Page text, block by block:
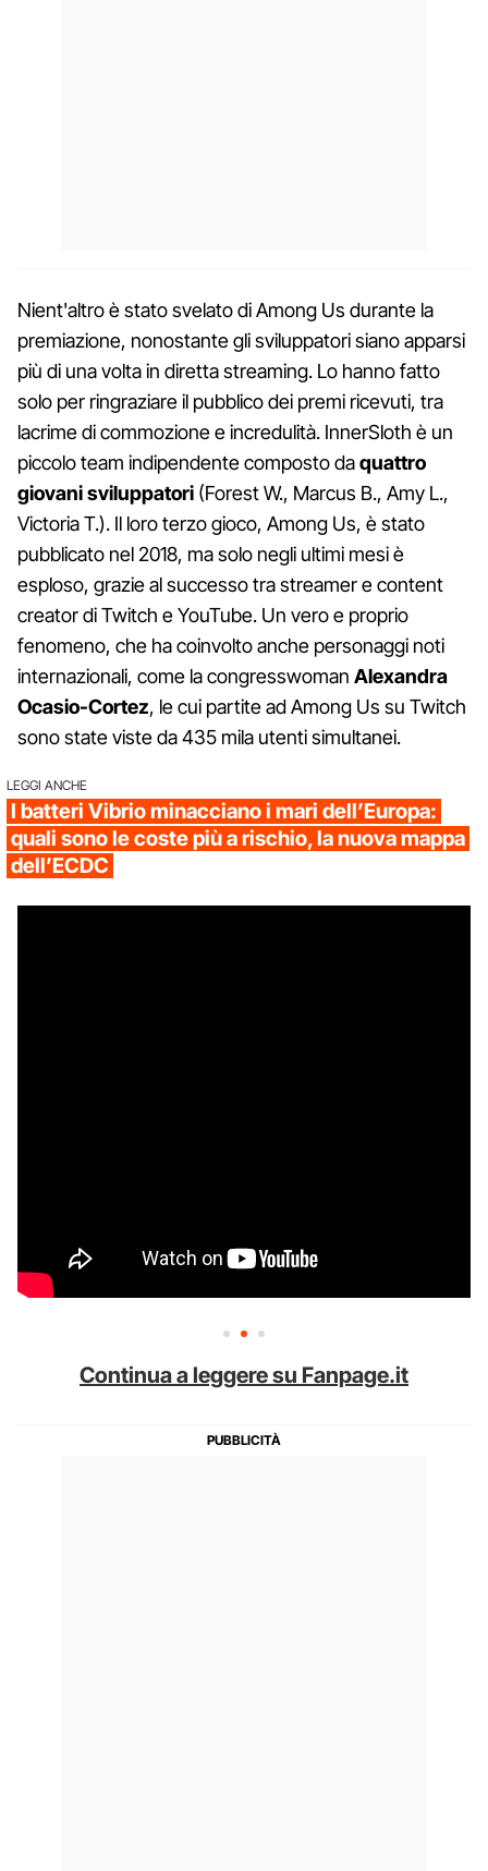
Nient'altro è stato svelato di Among Us durante la
premiazione, nonostante gli sviluppatori siano apparsi
più di una volta in diretta streaming. Lo hanno fatto
solo per ringraziare il pubblico dei premi ricevuti, tra
lacrime di commozione e incredulità. InnerSloth è un
piccolo team indipendente composto daquattro
giovani sviluppatori (Forest W., Marcus B., Amy L.,
Victoria T.). Il loro terzo gioco, Among Us, è stato
pubblicato nel 2018, ma solo negli ultimi mesi è
esploso, grazie al successo tra streamer e content
creator di Twitch e YouTube. Un vero e proprio
fenomeno, che ha coinvolto anche personaggi noti
internazionali, come la congresswoman Alexandra
Ocasio-Cortez, le cui partite ad Among Us su Twitch
sono state viste da 435 mila utenti simultanei.
LEGGI ANCHE
I batteri Vibrio minacciano i mari dell’Europa:
quali sono le coste più a rischio, la nuova mappa
dell’ECDC
Continua a leggere su Fanpage.it